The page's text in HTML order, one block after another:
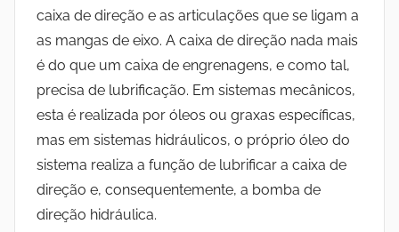
caixa de direção e as articulações que se ligam a
as mangas de eixo. A caixa de direção nada mais
é do que um caixa de engrenagens, e como tal,
precisa de lubrificação. Em sistemas mecânicos,
esta é realizada por óleos ou graxas específicas,
mas em sistemas hidráulicos, o próprio óleo do
sistema realiza a função de lubrificar a caixa de
direção e, consequentemente, a bomba de
direção hidráulica.